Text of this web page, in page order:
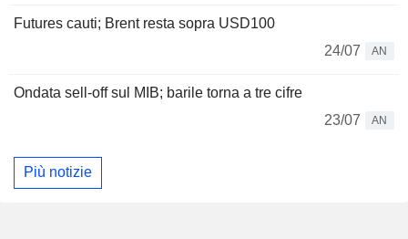
Futures cauti; Brent resta sopra USD100
24/07
AN
Ondata sell-off sul MIB; barile torna a tre cifre
23/07
AN
Più notizie